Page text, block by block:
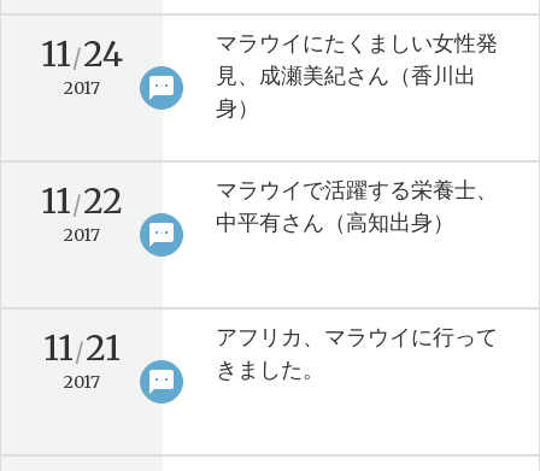
sms
11/24
2017
マラウイにたくましい女性発
見、成瀬美紀さん（香川出
身）
keyboard_arrow_right
sms
11/22
2017
マラウイで活躍する栄養士、
中平有さん（高知出身）
keyboard_arrow_right
sms
11/21
2017
アフリカ、マラウイに行って
きました。
keyboard_arrow_right